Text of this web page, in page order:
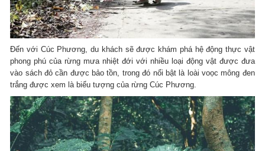
Đến với Cúc Phương, du khách sẽ được khám phá hệ động thực vật
phong phú của rừng mưa nhiệt đới với nhiều loại động vật được đưa
vào sách đỏ cần được bảo tồn, trong đó nổi bật là loài voọc mông đen
trắng được xem là biểu tượng của rừng Cúc Phương.